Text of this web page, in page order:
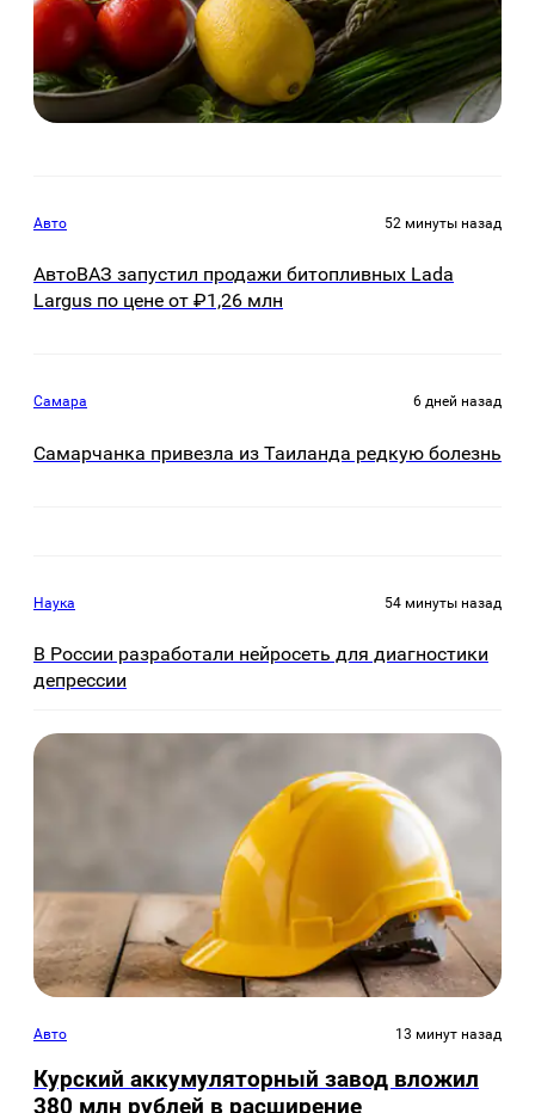
Авто 52 минуты назад
АвтоВАЗ запустил продажи битопливных Lada
Largus по цене от ₽1,26 млн
Самара 6 дней назад
Самарчанка привезла из Таиланда редкую болезнь
Наука 54 минуты назад
В России разработали нейросеть для диагностики
депрессии
Авто 13 минут назад
Курский аккумуляторный завод вложил
380 млн рублей в расширение